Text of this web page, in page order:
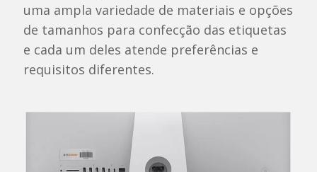
uma ampla variedade de materiais e opções
de tamanhos para confecção das etiquetas
e cada um deles atende preferências e
requisitos diferentes.